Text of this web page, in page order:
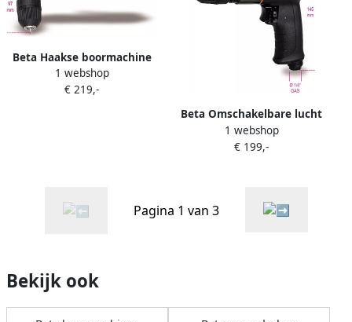
Beta Haakse boormachine
1931AN10 019310030
1 webshop
€ 219,-
Beta Omschakelbare lucht
boormachine vervaardigd
uit composiet materiaal
1 webshop
€ 199,-
Pagina 1 van 3
Bekijk ook